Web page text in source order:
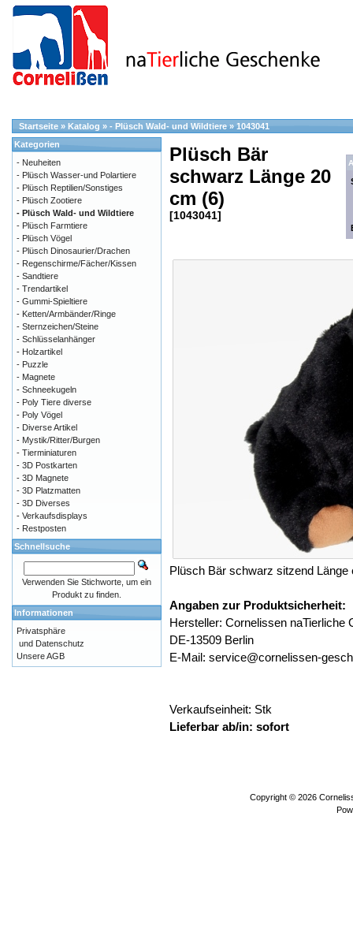
Startseite » Katalog » - Plüsch Wald- und Wildtiere » 1043041
Plüsch Bär
schwarz Länge 20
cm (6)
[1043041]
Plüsch Bär schwarz sitzend Länge
Angaben zur Produktsicherheit:
Hersteller: Cornelissen
DE-13509 Berlin
E-Mail: service@cornelissen-
Verkaufseinheit: Stk
Lieferbar ab/in: sofort
Kategorien
- Neuheiten
- Plüsch Wasser-und Polartiere
- Plüsch Reptilien/Sonstiges
- Plüsch Zootiere
- Plüsch Wald- und Wildtiere
- Plüsch Farmtiere
- Plüsch Vögel
- Plüsch Dinosaurier/Drachen
- Regenschirme/Fächer/Kissen
- Sandtiere
- Trendartikel
- Gummi-Spieltiere
- Ketten/Armbänder/Ringe
- Sternzeichen/Steine
- Schlüsselanhänger
- Holzartikel
- Puzzle
- Magnete
- Schneekugeln
- Poly Tiere diverse
- Poly Vögel
- Diverse Artikel
- Mystik/Ritter/Burgen
- Tierminiaturen
- 3D Postkarten
- 3D Magnete
- 3D Platzmatten
- 3D Diverses
- Verkaufsdisplays
- Restposten
Schnellsuche
Verwenden Sie Stichworte, um ein
Produkt zu finden.
Informationen
Privatsphäre
und Datenschutz
Unsere AGB
Copyright © 2026